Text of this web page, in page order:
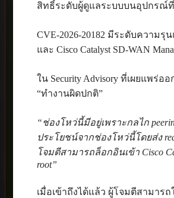
สิทธิ์ระดับผู้ดูแลระบบบนอุปกรณ์ที่
CVE-2026-20182 มีระดับความรุ
และ Cisco Catalyst SD-WAN
ใน Security Advisory ที่เผยแพร่
“ทำงานผิดปกติ”
“ช่องโหว่นี้มีอยู่เพราะกลไก
ประโยชน์จากช่องโหว่นี้โดยส่ง
โจมตีสามารถล็อกอินเข้า Cisco
root”
เมื่อเข้าถึงได้แล้ว ผู้โจมตีสามาร